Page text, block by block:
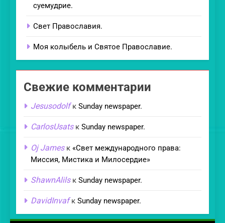
суемудрие.
Свет Православия.
Моя колыбель и Святое Православие.
Свежие комментарии
Jesusodolfк Sunday newspaper.
CarlosUsatsк Sunday newspaper.
Oj Jamesк «Свет международного права:
Миссия, Мистика и Милосердие»
ShawnAlilsк Sunday newspaper.
DavidInvafк Sunday newspaper.